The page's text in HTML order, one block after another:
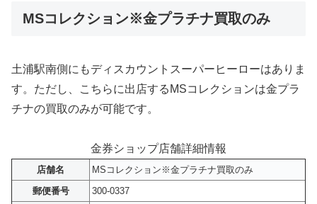
MSコレクション※金プラチナ買取のみ
土浦駅南側にもディスカウントスーパーヒーローはありま
す。ただし、こちらに出店するMSコレクションは金プラ
チナの買取のみが可能です。
金券ショップ店舗詳細情報
店舗名
MSコレクション※金プラチナ買取のみ
郵便番号
300-0337